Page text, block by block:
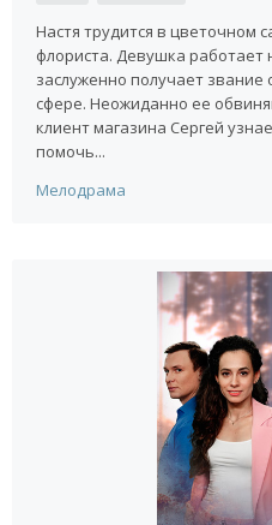
Настя трудится в цветочном
флориста. Девушка работает
заслуженно получает звание
сфере. Неожиданно ее
клиент магазина Сергей
помочь...
Мелодрама